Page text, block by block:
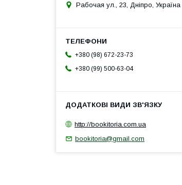
Рабочая ул., 23, Дніпро, Україна
+380 (98) 672-23-73
+380 (99) 500-63-04
http://bookitoria.com.ua
bookitoria@gmail.com